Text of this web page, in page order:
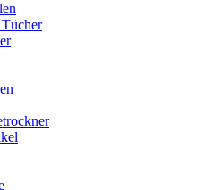
Tücher